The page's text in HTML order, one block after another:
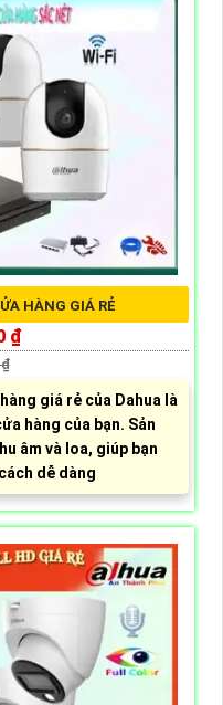
HÀNG GIÁ RẺ
₫
giá rẻ của Dahua là
hàng của bạn. Sản
âm và loa, giúp bạn
dễ dàng